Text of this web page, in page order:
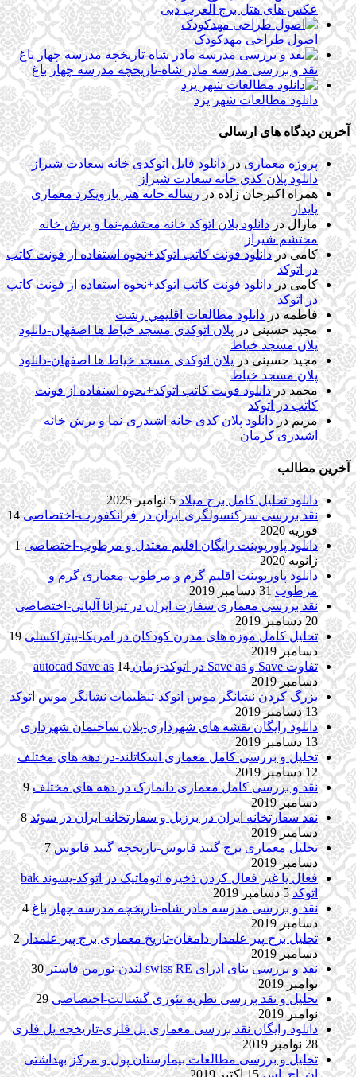
عکس های هتل برج العرب دبی
اصول طراحی مهدکودک
نقد و بررسی مدرسه مادر شاه-تاریخچه مدرسه چهار باغ
دانلود مطالعات شهر یزد
آخرین دیدگاه های ارسالی
پروژه معماریدردانلود فایل اتوکدی خانه سعادت شیراز-
دانلود پلان کدی خانه سعادت شیراز
همراه اکبرخان زادهدررساله خانه هنر بارویکرد معماری
پایدار
مارالدردانلود پلان اتوکد خانه محتشم-نما و برش خانه
محتشم شیراز
کامیدردانلود فونت کاتب اتوکد+نحوه استفاده از فونت کاتب
در اتوکد
کامی در دانلود فونت کاتب اتوکد+نحوه استفاده از فونت کاتب
در اتوکد
فاطمهدردانلود مطالعات اقليمي رشت
مجید حسینیدرپلان اتوکدی مسجد خیاط ها اصفهان-دانلود
پلان مسجد خیاط
مجید حسینیدرپلان اتوکدی مسجد خیاط ها اصفهان-دانلود
پلان مسجد خیاط
محمددردانلود فونت کاتب اتوکد+نحوه استفاده از فونت
کاتب در اتوکد
مریمدردانلود پلان کدی خانه اشیدری-نما و برش خانه
اشیدری کرمان
آخرین مطالب
دانلود تحلیل کامل برج میلاد 5 نوامبر 2025
نقد بررسی سرکنسولگری ایران در فرانکفورت-اختصاصی 14
فوریه 2020
دانلود پاورپوینت رایگان اقلیم معتدل و مرطوب-اختصاصی 1
ژانویه 2020
دانلود پاورپوینت اقلیم گرم و مرطوب-معماری گرم و
مرطوب 31 دسامبر 2019
نقد بررسی معماری سفارت ایران در تیرانا آلبانی-اختصاصی
20 دسامبر 2019
تحلیل کامل موزه های مدرن کودکان در امریکا-پیتراکسلی 19
دسامبر 2019
تفاوت Save و Save as در اتوکد-زمان autocad Save as
14
دسامبر 2019
بزرگ کردن نشانگر موس اتوکد-تنظیمات نشانگر موس اتوکد
13 دسامبر 2019
دانلود رایگان نقشه های شهرداری-پلان ساختمان شهرداری
13 دسامبر 2019
تحلیل و بررسی کامل معماری اسکاتلند-در دهه های مختلف
12 دسامبر 2019
نقد و بررسی کامل معماری دانمارک در دهه های مختلف 9
دسامبر 2019
نقد سفارتخانه ایران در برزیل و سفارتخانه ایران در سوئد 8
دسامبر 2019
تحلیل معماری برج گنبد قابوس-تاریخچه گنبد قابوس 7
دسامبر 2019
فعال یا غیر فعال کردن ذخیره اتوماتیک در اتوکد-پسوند bak
اتوکد 5 دسامبر 2019
نقد و بررسی مدرسه مادر شاه-تاریخچه مدرسه چهار باغ 4
دسامبر 2019
تحلیل برج پیر علمدار دامغان-تاریخ معماری برج پیر علمدار 2
دسامبر 2019
نقد و بررسی بنای ادرای swiss RE لندن-نورمن فاستر
30
نوامبر 2019
تحلیل و نقد بررسی نظریه تئوری گشتالت-اختصاصی 29
نوامبر 2019
دانلود رایگان نقد بررسی معماری پل فلزی-تاریخچه پل فلزی
28 نوامبر 2019
تحلیل و بررسی مطالعات بیمارستان پول و مرکز بهداشتی
ان. اچ. اس 15 اکتبر 2019